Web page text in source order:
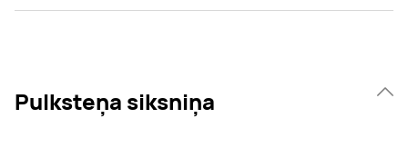
Pulksteņa siksniņa